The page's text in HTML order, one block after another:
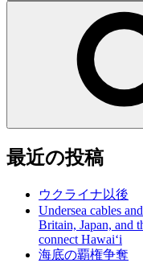
索:
最近の投稿
ウクライナ以後
Undersea cables
Britain, Japan, and
connect Hawai‘i
海底の覇権争奪